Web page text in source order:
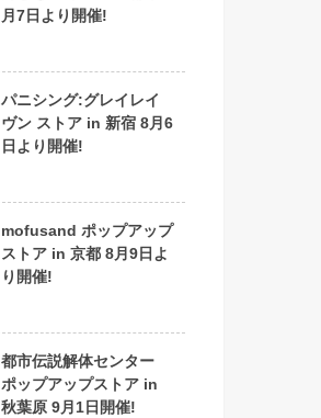
月7日より開催!
パニシング:グレイレイ
ヴン ストア in 新宿 8月6
日より開催!
mofusand ポップアップ
ストア in 京都 8月9日よ
り開催!
都市伝説解体センター
ポップアップストア in
秋葉原 9月1日開催!